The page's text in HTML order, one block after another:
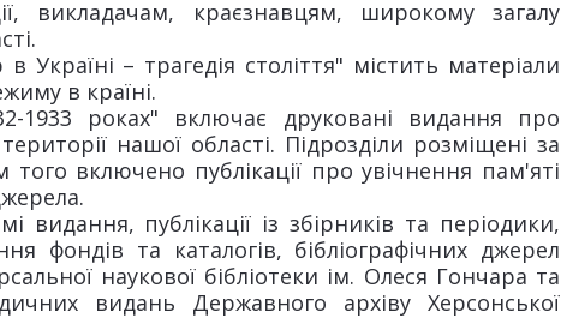
викладачам, краєзнавцям, широкому загалу
– трагедія століття" містить матеріали
в країні.
1933 роках" включає друковані видання про
нашої області. Підрозділи розміщені за
включено публікації про увічнення пам'яті
видання, публікації із збірників та періодики,
фондів та каталогів, бібліографічних джерел
наукової бібліотеки ім. Олеся Гончара та
видань Державного архіву Херсонської